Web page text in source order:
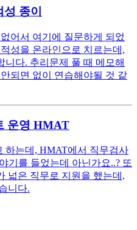
종이
어서 여기에 질문하게 되었
성을 온라인으로 치르는데,
니다. 추리문제 풀 때 메모해
되면 없이 연습해야될 것 같
운영 HMAT
하는데, HMAT에서 직무검사
기를 들었는데 아닌가요..? 또
넓은 직무로 지원을 했는데,
니다.